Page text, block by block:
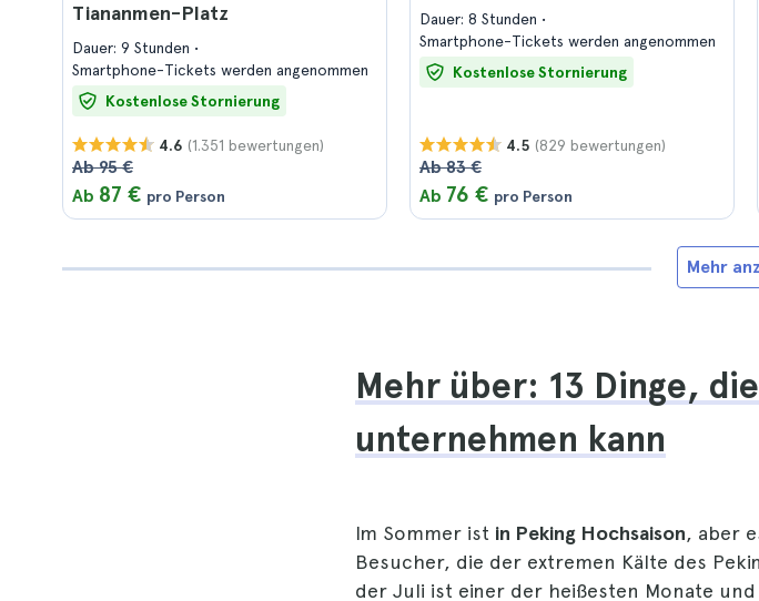
Tiananmen-Platz
Dauer: 9 Stunden
Smartphone-Tickets werden angenommen
Kostenlose Stornierung
4.6 (1.351 bewertungen)
Ab 95 €
Ab 87 € pro Person
Dauer: 8 Stunden
Smartphone-Tickets werden angenommen
Kostenlose Stornierung
4.5 (829 bewertungen)
Ab 83 €
Ab 76 € pro Person
Mehr
Mehr über: 13 Dinge,
unternehmen kann
Im Sommer ist in Peking Hochsaison, aber
Besucher, die der extremen Kälte des
der Juli ist einer der heißesten Monate